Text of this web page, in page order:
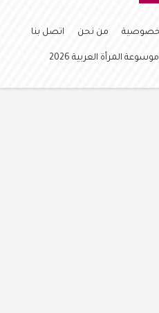
من نحن اتصل بنا
المرأة العربية 2026